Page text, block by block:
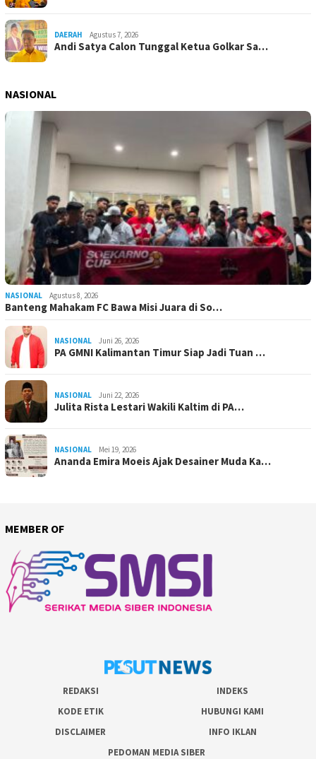
DAERAH Agustus 7, 2026
Andi Satya Calon Tunggal Ketua Golkar Sa…
NASIONAL
NASIONAL Agustus 8, 2026
Banteng Mahakam FC Bawa Misi Juara di So…
NASIONAL Juni 26, 2026
PA GMNI Kalimantan Timur Siap Jadi Tuan …
NASIONAL Juni 22, 2026
Julita Rista Lestari Wakili Kaltim di PA…
NASIONAL Mei 19, 2026
Ananda Emira Moeis Ajak Desainer Muda Ka…
MEMBER OF
REDAKSI
INDEKS
KODE ETIK
HUBUNGI KAMI
DISCLAIMER
INFO IKLAN
PEDOMAN MEDIA SIBER